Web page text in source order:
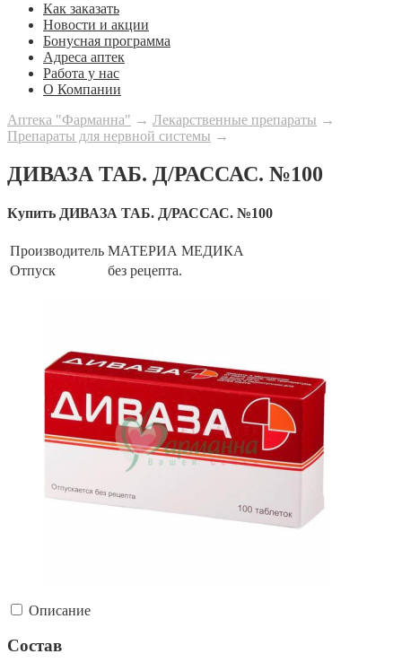
Как заказать
Новости и акции
Бонусная программа
Адреса аптек
Работа у нас
О Компании
Аптека "Фарманна" → Лекарственные препараты →
Препараты для нервной системы →
ДИВАЗА ТАБ. Д/РАССАС. №100
Купить ДИВАЗА ТАБ. Д/РАССАС. №100
Производитель МАТЕРИА МЕДИКА
Отпуск
без рецепта.
Описание
Состав